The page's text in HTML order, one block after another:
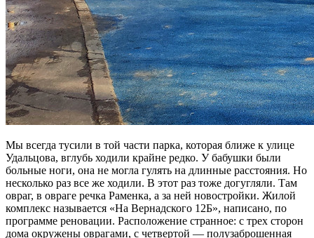
Мы всегда тусили в той части парка, которая ближе к улице
Удальцова, вглубь ходили крайне редко. У бабушки были
больные ноги, она не могла гулять на длинные расстояния. Но
несколько раз все же ходили. В этот раз тоже догугляли. Там
овраг, в овраге речка Раменка, а за ней новостройки. Жилой
комплекс называется «На Вернадского 12Б», написано, по
программе реновации. Расположение странное: с трех сторон
дома окружены оврагами, с четвертой — полузаброшенная